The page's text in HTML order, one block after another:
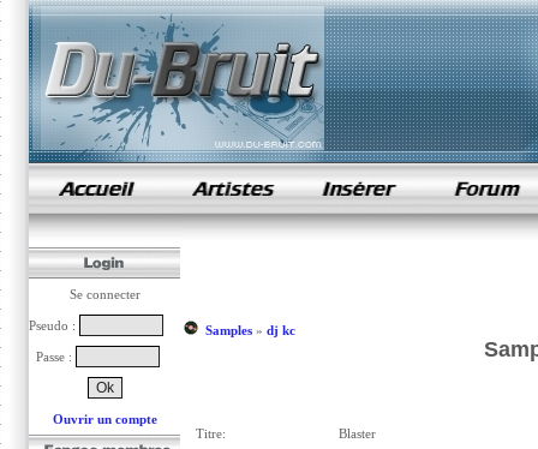
samples de rap
Se connecter
Pseudo :
Passe :
Ouvrir un compte
Samples» dj kc
Titre: Blaster